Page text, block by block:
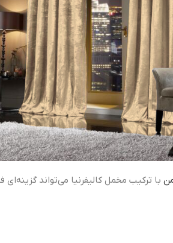
با ترکیب مخمل کالیفرنیا می‌تواند